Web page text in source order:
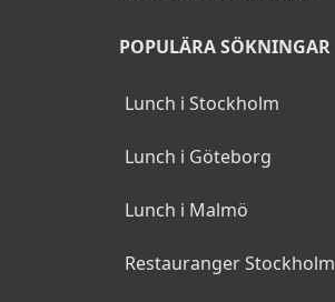
POPULÄRA SÖKNINGAR
Lunch i Stockholm
Lunch i Göteborg
Lunch i Malmö
Restauranger Stockholm